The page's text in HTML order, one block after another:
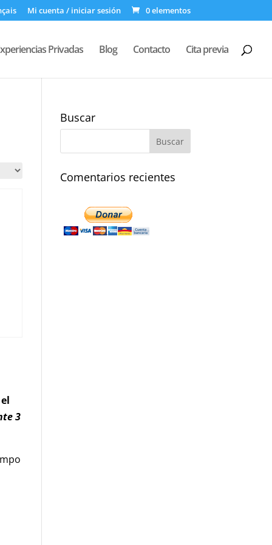
Mi cuenta / iniciar sesión 0 elementos
Privadas Blog Contacto Cita previa
3
Buscar
Comentarios recientes